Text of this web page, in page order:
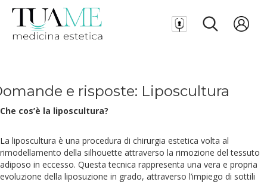
e risposte: Liposcultura
Che cos’è la liposcultura?
La liposcultura è una procedura di chirurgia estetica volta al
rimodellamento della silhouette attraverso la rimozione del tessuto
adiposo in eccesso. Questa tecnica rappresenta una vera e propria
evoluzione della liposuzione in grado, attraverso l’impiego di sottili